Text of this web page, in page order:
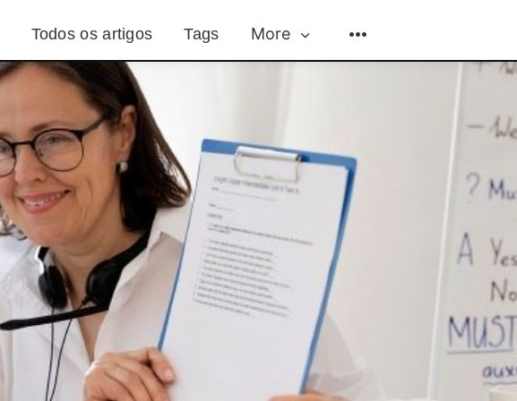
Todos os artigos Tags More